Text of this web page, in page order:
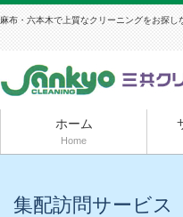
麻布・六本木で上質なクリーニングをお探し
ホーム
Home
集配訪問サービス